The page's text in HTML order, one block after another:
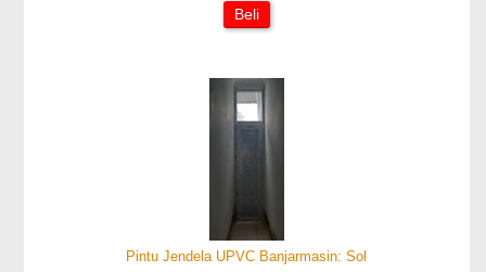
Beli
Pintu Jendela UPVC Banjarmasin: Sol